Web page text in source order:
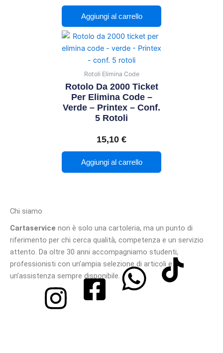
Aggiungi al carrello
Rotoli Elimina Code
Rotolo Da 2000 Ticket
Per Elimina Code –
Verde – Printex – Conf.
5 Rotoli
15,10 €
Aggiungi al carrello
Chi siamo
Cartaservice non è solo una cartoleria, ma un punto di
riferimento per chi cerca qualità, competenza e un servizio
attento. Da oltre 30 anni accompagniamo studenti,
professionisti con un’ampia selezione di articoli e
un’assistenza sempre disponibile.